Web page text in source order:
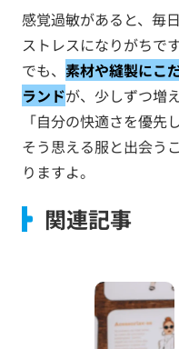
感覚過敏があると、毎
ストレスになりがちです
でも、 素材や縫製にこ
ランドが、少しずつ増
「自分の快適さを優先
そう思える服と出会う
りますよ。
関連記事